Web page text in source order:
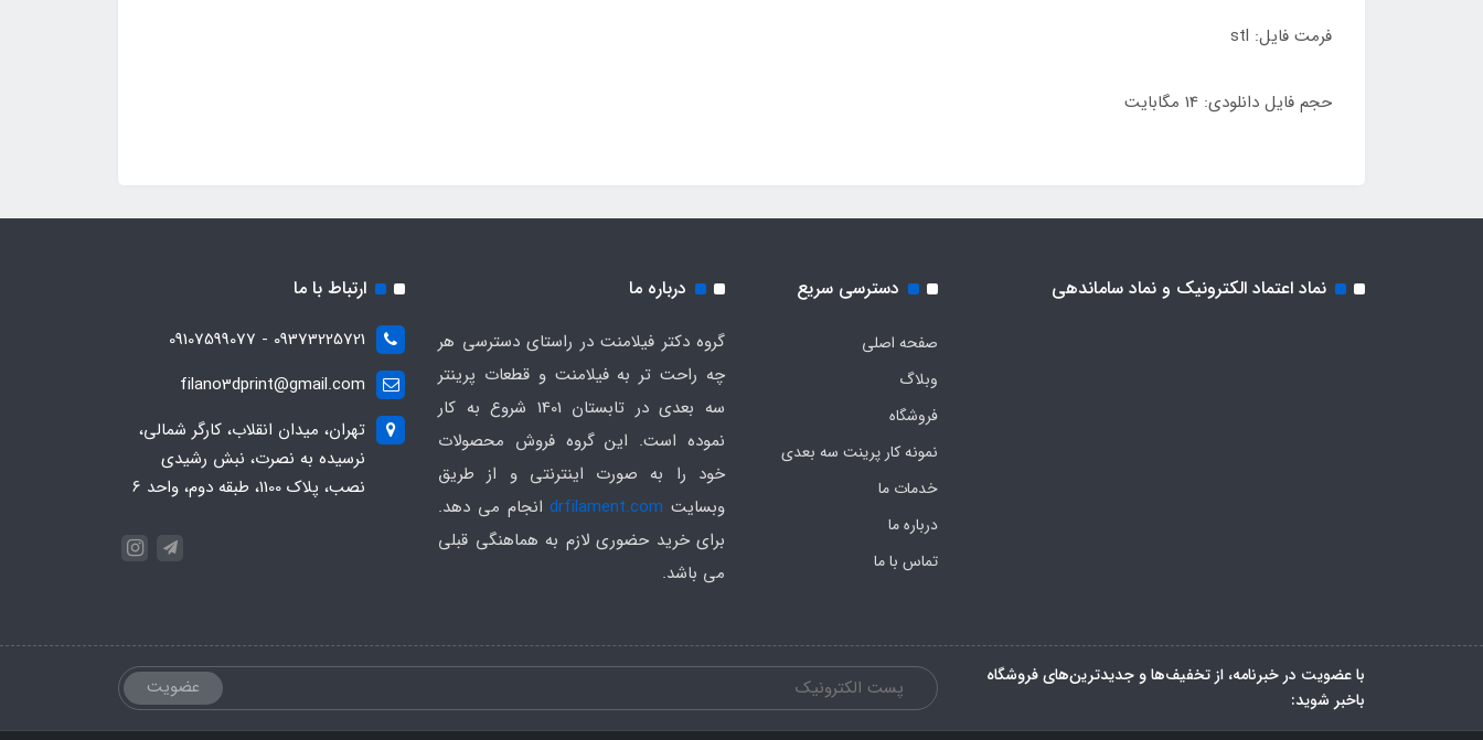
فرمت فایل: stl
حجم فایل دانلودی: 14 مگابایت
نماد اعتماد الکترونیک و نماد ساماندهی دسترسی سریع
صفحه اصلی
وبلاگ
فروشگاه
نمونه کار پرینت سه بعدی
خدمات ما
درباره ما
تماس با ما
درباره ما
گروه دکتر فیلامنت در راستای دسترسی هر
چه راحت تر به فیلامنت و قطعات پرینتر
سه بعدی در تابستان 1401 شروع به کار
نموده است. این گروه فروش محصولات
خود را به صورت اینترنتی و از طریق
وبسایت drfilament.comانجام می دهد.
برای خرید حضوری لازم به هماهنگی قبلی
می باشد.
ارتباط با ما
09373225721 - 09107599077
filano3dprint@gmail.com
تهران، میدان انقلاب، کارگر شمالی،
نرسیده به نصرت، نبش رشیدی
نصب، پلاک 1100، طبقه دوم، واحد 6
با عضویت در خبرنامه، از تخفیف‌ها و جدیدترین‌های فروشگاه
باخبر شوید:
عضویت